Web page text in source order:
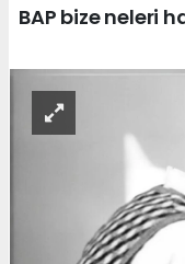
BAP bize neleri